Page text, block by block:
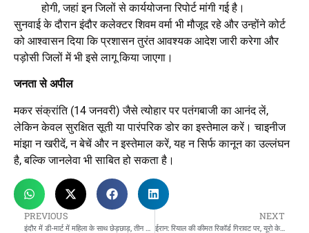
होगी, जहां इन जिलों से कार्ययोजना रिपोर्ट मांगी गई है।
सुनवाई के दौरान इंदौर कलेक्टर शिवम वर्मा भी मौजूद रहे और उन्होंने कोर्ट
को आश्वासन दिया कि प्रशासन तुरंत आवश्यक आदेश जारी करेगा और
पड़ोसी जिलों में भी इसे लागू किया जाएगा।
जनता से अपील
मकर संक्रांति (14 जनवरी) जैसे त्योहार पर पतंगबाजी का आनंद लें,
लेकिन केवल सुरक्षित सूती या पारंपरिक डोर का इस्तेमाल करें। चाइनीज
मांझा न खरीदें, न बेचें और न इस्तेमाल करें, यह न सिर्फ कानून का उल्लंघन
है, बल्कि जानलेवा भी साबित हो सकता है।
PREVIOUS
इंदौर में डी-मार्ट में महिला के साथ छेड़छाड़, तीन युवक गिरफ्तार
NEXT
ईरान: रियाल की कीमत रिकॉर्ड गिरावट पर, यूरो के मुकाबले ‘शून्य’ जैसी वैल्यू!